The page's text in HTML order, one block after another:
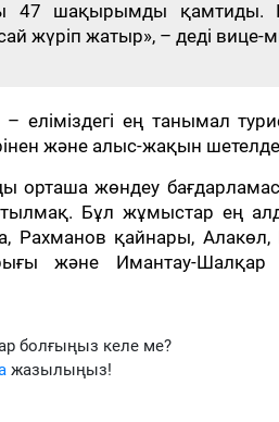
47 шақырымды қамтиды.
сай жүріп жатыр», – деді вице-
еліміздегі ең танымал
және алыс-жақын
жөндеу
Бұл жұмыстар ең
Рахманов қайнары,
және Имантау-
болғыңыз келе ме?
жазылыңыз!